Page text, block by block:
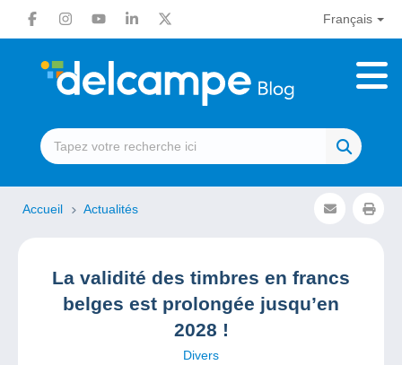
Français
Accueil Actualités
La validité des timbres en francs
belges est prolongée jusqu’en
2028 !
Divers